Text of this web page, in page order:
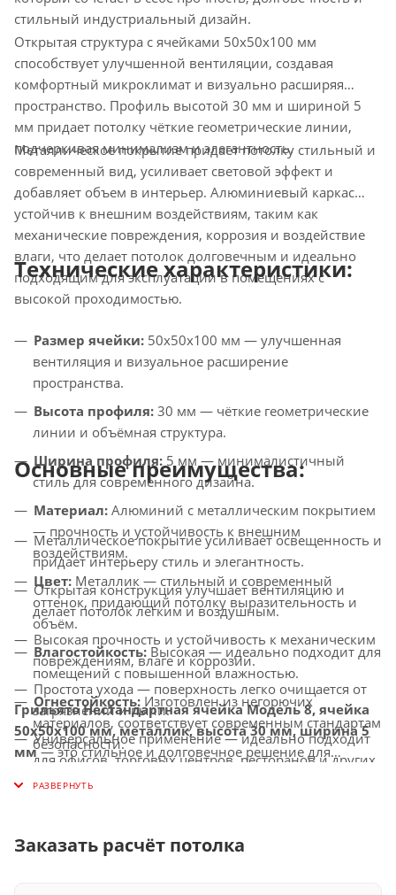
стильный индустриальный дизайн.
Открытая структура с ячейками 50х50х100 мм
способствует улучшенной вентиляции, создавая
комфортный микроклимат и визуально расширяя
пространство. Профиль высотой 30 мм и шириной 5
мм придает потолку чёткие геометрические линии,
подчеркивая минимализм и элегантность.
Металлическое покрытие придает потолку стильный и
современный вид, усиливает световой эффект и
добавляет объем в интерьер. Алюминиевый каркас
устойчив к внешним воздействиям, таким как
механические повреждения, коррозия и воздействие
влаги, что делает потолок долговечным и идеально
подходящим для эксплуатации в помещениях с
высокой проходимостью.
Технические характеристики:
Размер ячейки: 50х50х100 мм — улучшенная
вентиляция и визуальное расширение
пространства.
Высота профиля: 30 мм — чёткие геометрические
линии и объёмная структура.
Ширина профиля: 5 мм — минималистичный
стиль для современного дизайна.
Материал: Алюминий с металлическим покрытием
— прочность и устойчивость к внешним
воздействиям.
Цвет: Металлик — стильный и современный
оттенок, придающий потолку выразительность и
объём.
Влагостойкость: Высокая — идеально подходит для
помещений с повышенной влажностью.
Огнестойкость: Изготовлен из негорючих
материалов, соответствует современным стандартам
безопасности.
интегрируется с LED-светильниками и другими
Основные преимущества:
Металлическое покрытие усиливает освещенность и
придает интерьеру стиль и элегантность.
Открытая конструкция улучшает вентиляцию и
делает потолок легким и воздушным.
Высокая прочность и устойчивость к механическим
повреждениям, влаге и коррозии.
Простота ухода — поверхность легко очищается от
загрязнений и пыли.
Универсальное применение — идеально подходит
для офисов, торговых центров, ресторанов и других
общественных помещений.
Грильято Нестандартная ячейка Модель 8, ячейка
50х50х100 мм, металлик, высота 30 мм, ширина 5
мм— это стильное и долговечное решение для
которое придаст вашему интерьеру современный и
Заказать расчёт потолка